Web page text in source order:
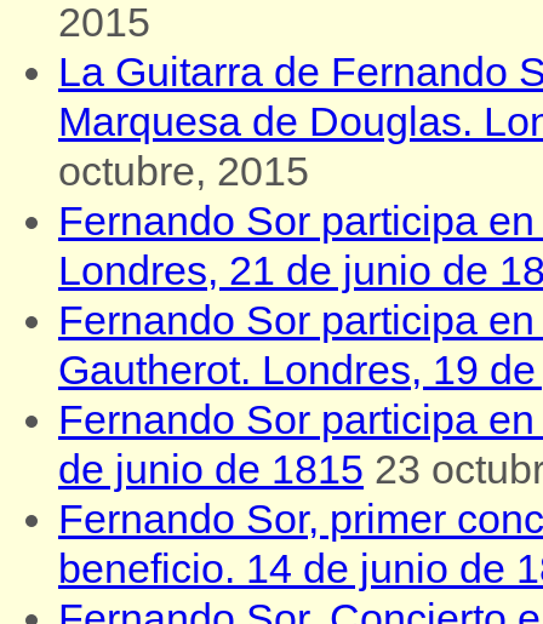
2015
La Guitarra de Fernando
Marquesa de Douglas.
octubre, 2015
Fernando Sor participa
Londres, 21 de junio de
Fernando Sor participa
Gautherot. Londres, 19
Fernando Sor participa
de junio de 1815 23
Fernando Sor, primer
beneficio. 14 de junio de